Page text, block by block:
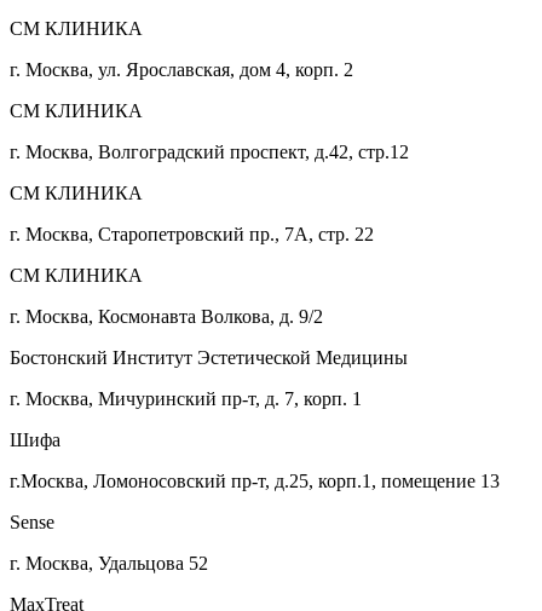
СМ КЛИНИКА
г. Москва, ул. Ярославская, дом 4, корп. 2
СМ КЛИНИКА
г. Москва, Волгоградский проспект, д.42, стр.12
СМ КЛИНИКА
г. Москва, Старопетровский пр., 7А, стр. 22
СМ КЛИНИКА
г. Москва, Космонавта Волкова, д. 9/2
Бостонский Институт Эстетической Медицины
г. Москва, Мичуринский пр-т, д. 7, корп. 1
Шифа
г.Москва, Ломоносовский пр-т, д.25, корп.1, помещение 13
Sense
г. Москва, Удальцова 52
MaxTreat